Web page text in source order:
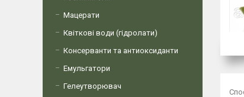
Мацерати
Квіткові води (гідролати)
Консерванти та антиоксиданти
Емульгатори
Гелеутворювач